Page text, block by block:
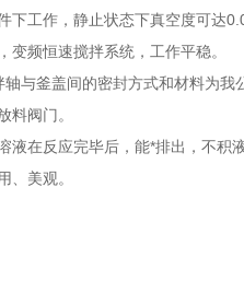
工作，静止状态下真空度可达
频恒速搅拌系统，工作平稳。
釜盖间的密封方式和材料为我
阀门。
在反应完毕后，能*排出，不积液
美观。